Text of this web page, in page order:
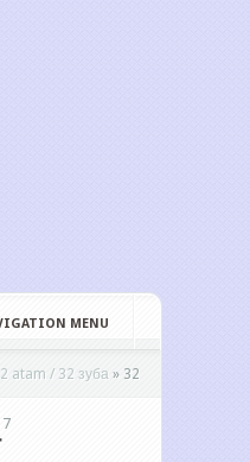
MENU
/ 32 зуба » 32